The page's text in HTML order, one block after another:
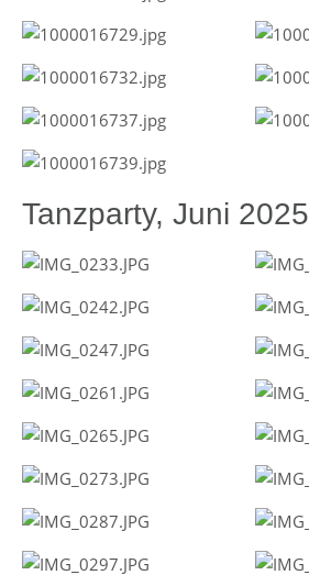
Tanzparty, Juni 2025